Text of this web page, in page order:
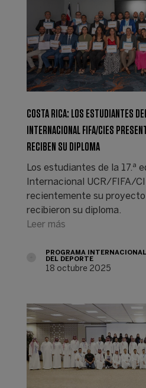
COSTA RICA: LOS ESTUDIANTES
INTERNACIONAL FIFA/CIES
RECIBEN SU DIPLOMA
Los estudiantes de la 17.ª
Internacional UCR/FIFA/
recientemente su
recibieron su diploma.
Leer más
PROGRAMA
DEL DEPORTE
18 octubre 2025